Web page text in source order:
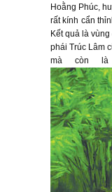
Hoằng Phúc,
rất kính cẩn
Kết quả là
phái Trúc Lâm
mà còn là